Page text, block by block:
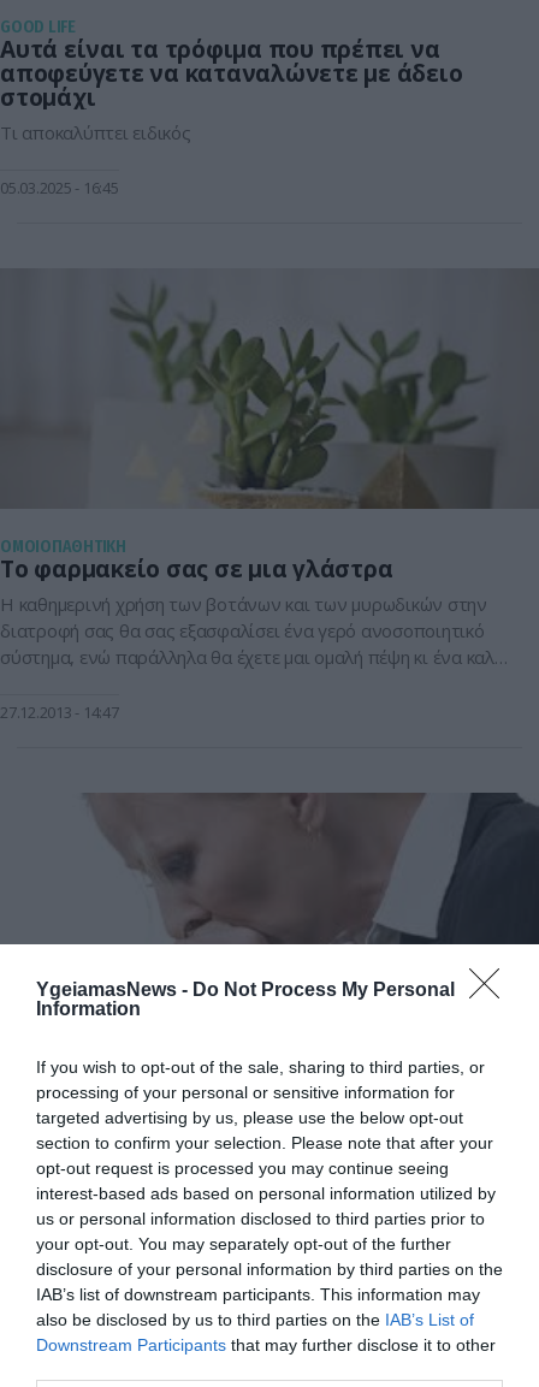
YgeiamasNews - Do Not Process My Personal
Information
If you wish to opt-out of the sale, sharing to third parties, or
processing of your personal or sensitive information for
targeted advertising by us, please use the below opt-out
section to confirm your selection. Please note that after your
opt-out request is processed you may continue seeing
interest-based ads based on personal information utilized by
us or personal information disclosed to third parties prior to
your opt-out. You may separately opt-out of the further
disclosure of your personal information by third parties on the
IAB’s list of downstream participants. This information may
also be disclosed by us to third parties on the IAB’s List of
Downstream Participants that may further disclose it to other
GOOD LIFE
Αυτά είναι τα τρόφιμα που πρέπει να
αποφεύγετε να καταναλώνετε με άδειο
στομάχι
Τι αποκαλύπτει ειδικός
05.03.2025 16:45
ΟΜΟΙΟΠΑΘΗΤΙΚΗ
Το φαρμακείο σας σε μια γλάστρα
Η καθημερινή χρήση των βοτάνων και των μυρωδικών στην
διατροφή σας θα σας εξασφαλίσει ένα γερό ανοσοποιητικό
σύστημα, ενώ παράλληλα θα έχετε μαι ομαλή πέψη κι ένα καλα
να καλλιεργήσουμε το δικό μας “φαρμακείο“. Αρωματικά
27.12.2013 14:47
ΒΙΟΤΕΧΝΟΛΟΓΙΑ
Κρίση πανικού ή έμφραγμα;
Είναι κρίση πανικού ή έμφραγμα; Μάθε να ξεχωρίζεις τα
συμπτώματα. Κατά τη διάρκεια της κρίσης πανικού το άτομο
δεν μπορεί να επικοινωνήσει με τρόπο λειτουργικό είναι
ανήσυχο και φοβισμένο. Δυσκολεύεται να καθίσει σε ένα
μέρος και μπορεί να συμπεριφερθεί με τρόπο απότομο και
νευρικό. Επείγεται να του δοθεί βοήθεια και συχνά καταλήγει
στα έκτακτα […]
29.08.2013 14:07